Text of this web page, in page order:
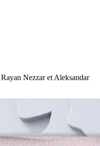
Nezzar et Aleksandar